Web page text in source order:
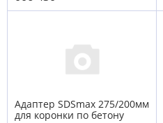
Адаптер SDSmax 275/200мм
для коронки по бетону